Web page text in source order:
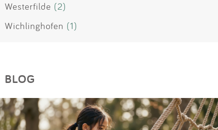
Westerfilde (2)
Wichlinghofen (1)
BLOG